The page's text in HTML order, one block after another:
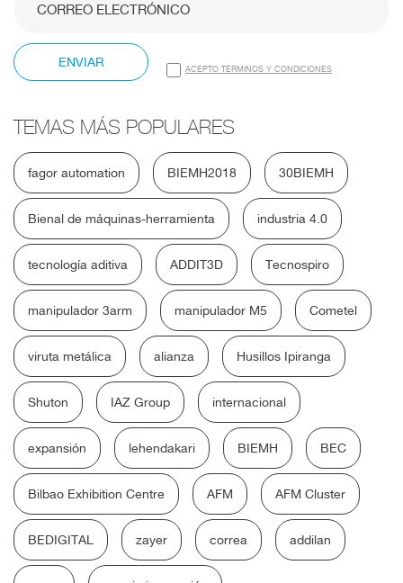
ENVIAR ACEPTO TÉRMINOS Y CONDICIONES
TEMAS MÁS POPULARES
fagor automation BIEMH2018 30BIEMH
Bienal de máquinas-herramienta industria 4.0
tecnología aditiva ADDIT3D Tecnospiro
manipulador 3arm manipulador M5 Cometel
viruta metálica alianza Husillos Ipiranga
Shuton IAZ Group internacional
expansión lehendakari BIEMH BEC
Bilbao Exhibition Centre AFM AFM Cluster
BEDIGITAL zayer correa addilan